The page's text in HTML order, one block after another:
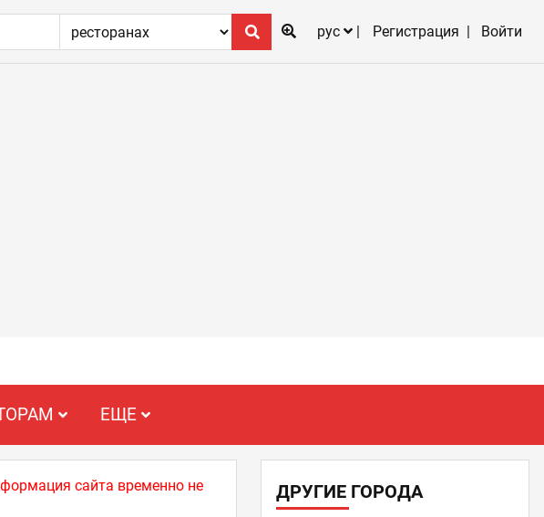
рус
Регистрация Войти
ЕЩЕ
сайта временно не
ДРУГИЕ ГОРОДА